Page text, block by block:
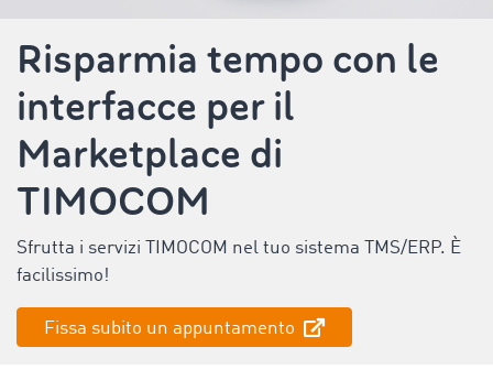
Risparmia tempo con le
interfacce per il
Marketplace di
TIMOCOM
Sfrutta i servizi TIMOCOM nel tuo sistema TMS/ERP. È
facilissimo!
Fissa subito un appuntamento